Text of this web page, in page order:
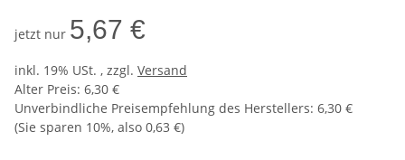
jetzt nur 5,67 €
inkl. 19% USt. , zzgl. Versand
Alter Preis: 6,30 €
Unverbindliche Preisempfehlung des Herstellers: 6,30 €
(Sie sparen 10%, also 0,63 €)